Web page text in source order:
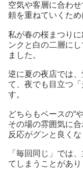
空気や客層に合わ
頼を重ねていくため
私が春の桜まつり
ンクと白の二層に
ました。
逆に夏の夜店では
て、夜でも目立つ
す。
どちらもベースの“
その場の雰囲気に
反応がグンと良くな
「毎回同じ」では
てしまうことがあり